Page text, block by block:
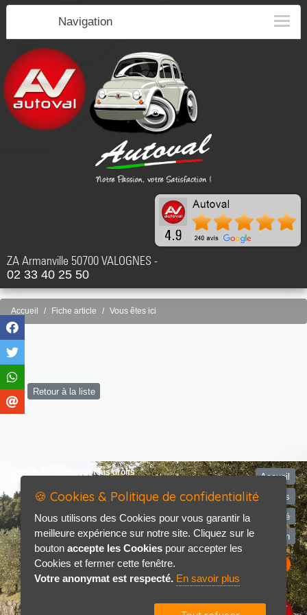
ZA Armanville 50700 VALOGNES -
02 33 40 25 50
Navigation
Accueil Fiche article Vous êtes ici
Retour à la liste
©2026-2027 Autoval tous droits
réservés
Accueil
Mentions légales
Politique de confidentialité
Contact / Plan
🍪 Cookies & Politique de confidentialité
Nous utilisons des Cookies pour vous garantir la
meilleure expérience sur notre site. Cliquez sur le
bouton accepte les Cookies pour accepter les
Cookies et fermer cette fenêtre.
Votre anonymat est respecté. En savoir plus